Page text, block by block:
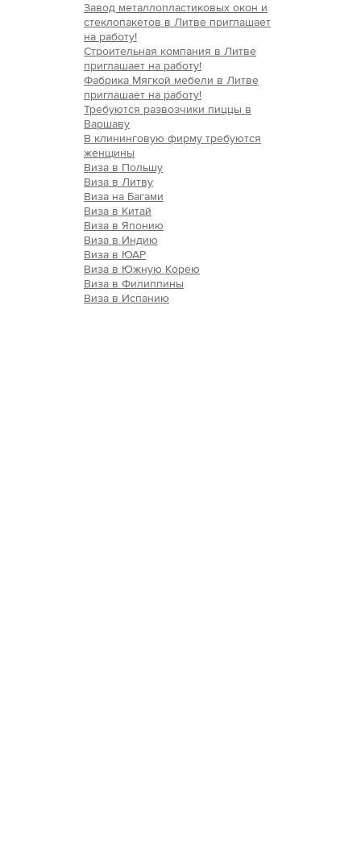
Завод металлопластиковых окон и
стеклопакетов в Литве приглашает
на работу!
Строительная компания в Литве
приглашает на работу!
Фабрика Мягкой мебели в Литве
приглашает на работу!
Требуются развозчики пиццы в
Варшаву
В клининговую фирму требуются
женщины
Виза в Польшу
Виза в Литву
Виза на Багами
Виза в Китай
Виза в Японию
Виза в Индию
Виза в ЮАР
Виза в Южную Корею
Виза в Филиппины
Виза в Испанию